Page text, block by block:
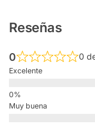
Reseñas
0 0
Excelente
Muy buena